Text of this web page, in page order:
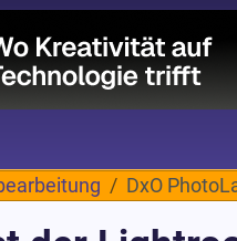
DxO